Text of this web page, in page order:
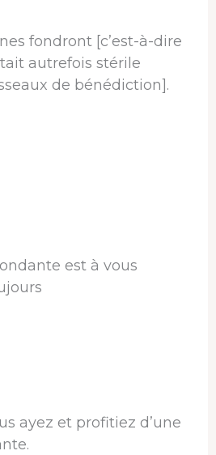
fondront [c’est-à-dire
autrefois stérile
de bénédiction].
est à vous
ayez et profitiez d’une